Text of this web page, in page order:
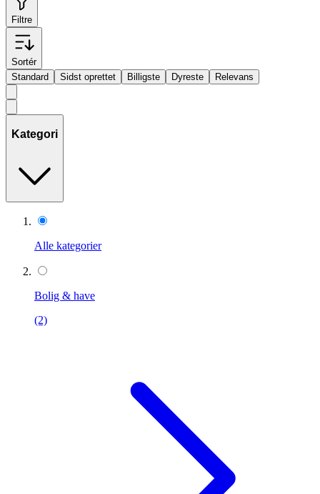
Filtre
Sortér
Standard
Sidst oprettet Billigste Dyreste Relevans
Kategori
Alle kategorier
Bolig & have
(2)